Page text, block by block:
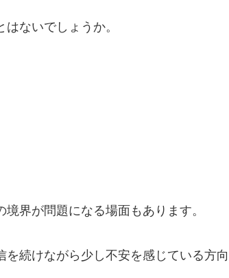
ないでしょうか。
界が問題になる場面もあります。
続けながら少し不安を感じている方向